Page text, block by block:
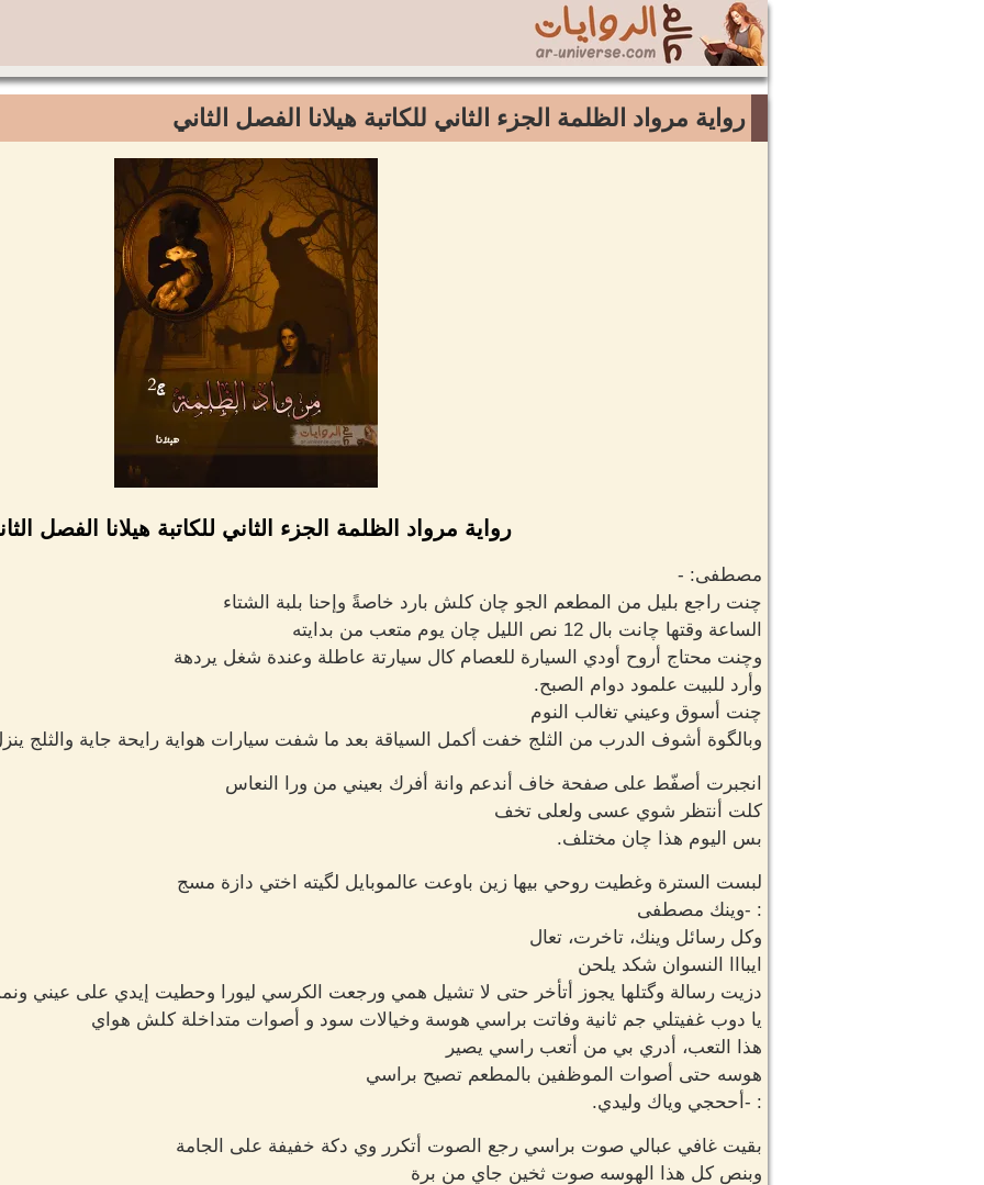
رواية مرواد الظلمة الجزء الثاني للكاتبة هيلانا الفصل الثاني
رواية مرواد الظلمة الجزء الثاني للكاتبة هيلانا الفصل
مصطفى: -
چنت راجع بليل من المطعم الجو چان كلش بارد خاصةً وإحنا بلبة الشتاء
الساعة وقتها چانت بال 12 نص الليل چان يوم متعب من بدايته
وچنت محتاج أروح أودي السيارة للعصام كال سيارتة عاطلة وعندة شغل يردهة
وأرد للبيت علمود دوام الصبح.
چنت أسوق وعيني تغالب النوم
وبالگوة أشوف الدرب من الثلج خفت أكمل السياقة بعد ما شفت سيارات هواية رايحة جاية والثلج
انجبرت أصفّط على صفحة خاف أندعم وانة أفرك بعيني من ورا النعاس
كلت أنتظر شوي عسى ولعلى تخف
بس اليوم هذا چان مختلف.
لبست السترة وغطيت روحي بيها زين باوعت عالموبايل لگيته اختي دازة مسج
: -وينك مصطفى
وكل رسائل وينك، تاخرت، تعال
ايبااا النسوان شكد يلحن
دزيت رسالة وگتلها يجوز أتأخر حتى لا تشيل همي ورجعت الكرسي ليورا وحطيت إيدي على عيني
يا دوب غفيتلي جم ثانية وفاتت براسي هوسة وخيالات سود و أصوات متداخلة كلش هواي
هذا التعب، أدري بي من أتعب راسي يصير
هوسه حتى أصوات الموظفين بالمطعم تصيح براسي
: -أححجي وياك وليدي.
بقيت غافي عبالي صوت براسي رجع الصوت أتكرر وي دكة خفيفة على الجامة
وبنص كل هذا الهوسه صوت ثخين جاي من برة